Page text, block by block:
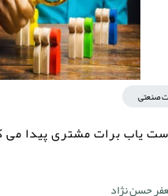
صنعتی
یاب برات مشتری پیدا می
حسن نژاد